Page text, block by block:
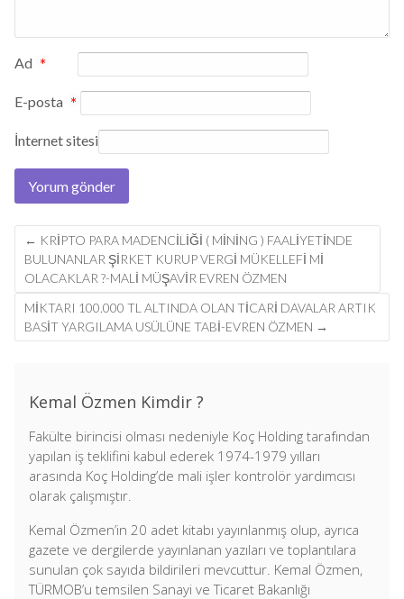
Ad *
E-posta *
İnternet sitesi
Post
navigation
← KRIPTO PARA MADENCILIĞI ( MINING ) FAALIYETINDE
BULUNANLAR ŞIRKET KURUP VERGI MÜKELLEFI MI
OLACAKLAR ?-MALİ MÜŞAVİR EVREN ÖZMEN
MIKTARI 100.000 TL ALTINDA OLAN TICARI DAVALAR ARTIK
BASIT YARGILAMA USÜLÜNE TABI-EVREN ÖZMEN →
Kemal Özmen Kimdir ?
Fakülte birincisi olması nedeniyle Koç Holding tarafından
yapılan iş teklifini kabul ederek 1974-1979 yılları
arasında Koç Holding’de mali işler kontrolör yardımcısı
olarak çalışmıştır.
Kemal Özmen’in 20 adet kitabı yayınlanmış olup, ayrıca
gazete ve dergilerde yayınlanan yazıları ve toplantılara
sunulan çok sayıda bildirileri mevcuttur. Kemal Özmen,
TÜRMOB’u temsilen Sanayi ve Ticaret Bakanlığı